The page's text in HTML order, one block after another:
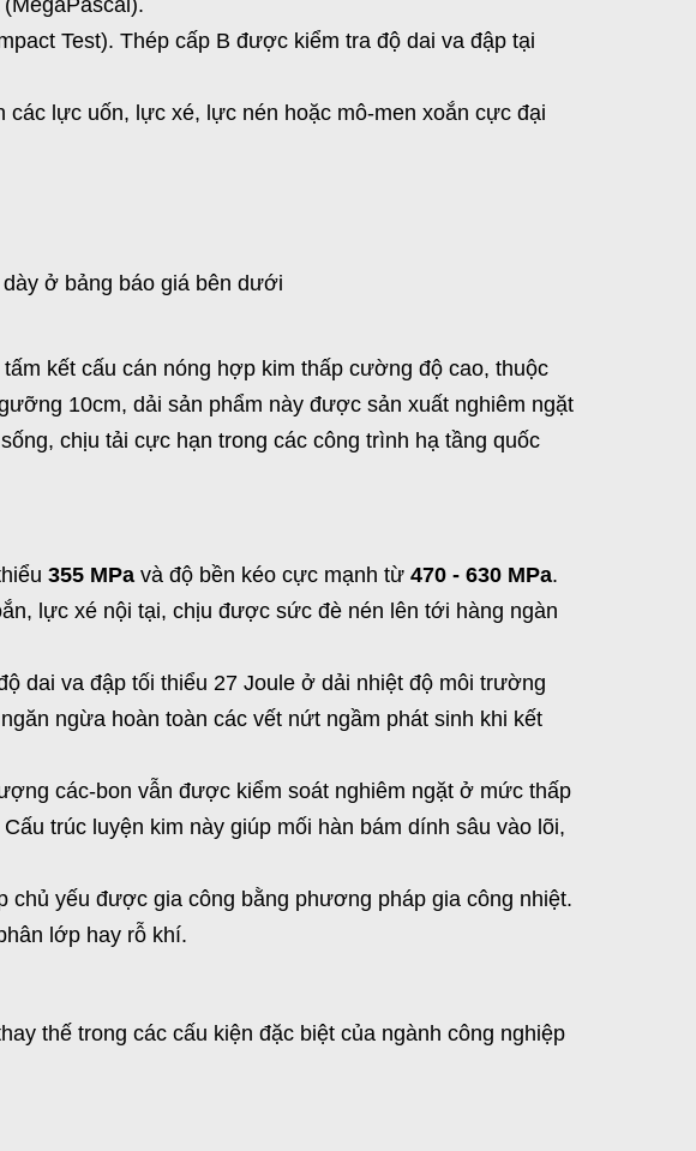
(MegaPascal).
Test). Thép cấp B được kiểm tra độ dai va đập tại
lực uốn, lực xé, lực nén hoặc mô-men xoắn cực đại
ở bảng báo giá bên dưới
tấm kết cấu cán nóng hợp kim thấp cường độ cao, thuộc
10cm, dải sản phẩm này được sản xuất nghiêm ngặt
chịu tải cực hạn trong các công trình hạ tầng quốc
355 MPa và độ bền kéo cực mạnh từ 470 - 630 MPa.
lực xé nội tại, chịu được sức đè nén lên tới hàng ngàn
dai va đập tối thiểu 27 Joule ở dải nhiệt độ môi trường
ngừa hoàn toàn các vết nứt ngầm phát sinh khi kết
các-bon vẫn được kiểm soát nghiêm ngặt ở mức thấp
trúc luyện kim này giúp mối hàn bám dính sâu vào lõi,
chủ yếu được gia công bằng phương pháp gia công nhiệt.
lớp hay rỗ khí.
thế trong các cấu kiện đặc biệt của ngành công nghiệp